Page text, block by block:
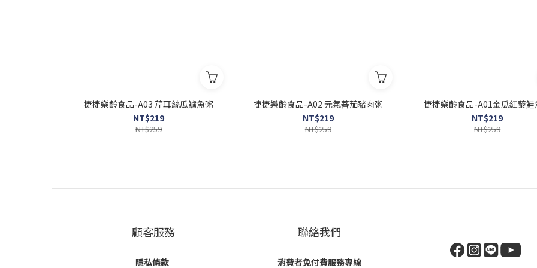
捷捷樂齡食品-A03 芹耳絲瓜鱸魚粥
NT$219
NT$259
捷捷樂齡食品-A02 元氣蕃茄豬肉粥
NT$219
NT$259
捷捷樂齡食品-A01金瓜紅藜鮭
NT$219
NT$259
顧客服務
隱私條款
聯絡我們
消費者免付費服務專線